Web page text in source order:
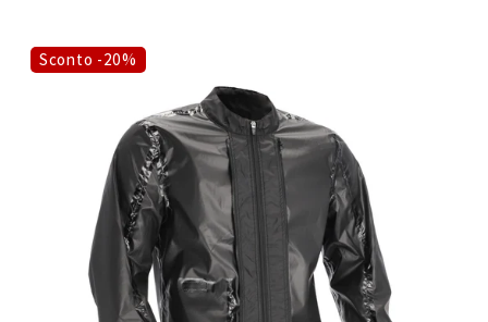
Sconto -20%